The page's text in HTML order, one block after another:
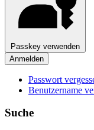
Passkey verwenden
Anmelden
Passwort
Benutzername
Suche